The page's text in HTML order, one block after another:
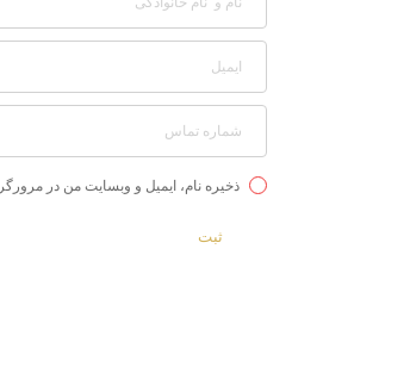
ذخیره نام، ایمیل و وبسایت من در